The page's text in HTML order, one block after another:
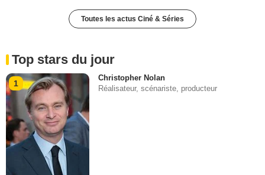
Toutes les actus Ciné & Séries
Top stars du jour
1
Christopher Nolan
Réalisateur, scénariste, producteur